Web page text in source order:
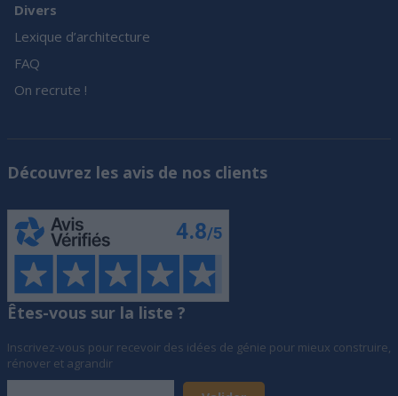
Divers
Lexique d’architecture
FAQ
On recrute !
Découvrez les avis de nos clients
Êtes-vous sur la liste ?
Inscrivez-vous pour recevoir des idées de génie pour mieux construire,
rénover et agrandir